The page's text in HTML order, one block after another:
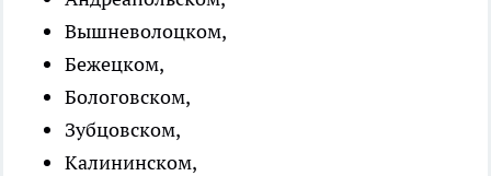
Вышневолоцком,
Бежецком,
Бологовском,
Зубцовском,
Калининском,